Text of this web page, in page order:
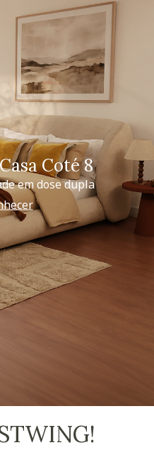
Coté 8
em dose dupla